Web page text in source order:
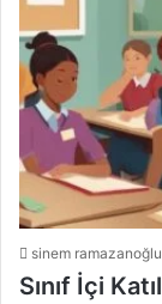
sinem ramazanoğlu
Sınıf İçi